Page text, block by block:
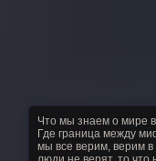
Что мы знаем о мире
Где граница между
мы все верим, верим в